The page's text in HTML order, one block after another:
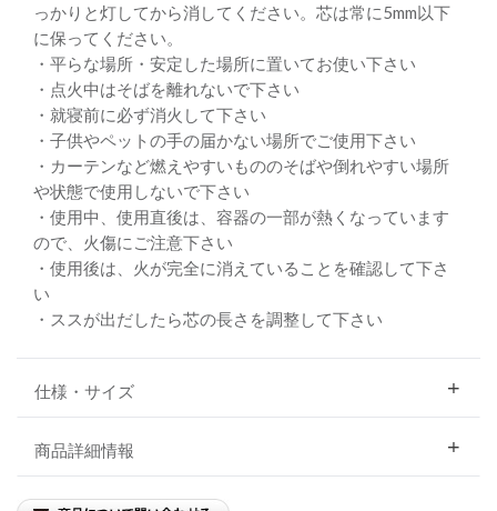
っかりと灯してから消してください。芯は常に5mm以下
に保ってください。
・平らな場所・安定した場所に置いてお使い下さい
・点火中はそばを離れないで下さい
・就寝前に必ず消火して下さい
・子供やペットの手の届かない場所でご使用下さい
・カーテンなど燃えやすいもののそばや倒れやすい場所
や状態で使用しないで下さい
・使用中、使用直後は、容器の一部が熱くなっています
ので、火傷にご注意下さい
・使用後は、火が完全に消えていることを確認して下さ
い
・ススが出だしたら芯の長さを調整して下さい
仕様・サイズ
商品詳細情報